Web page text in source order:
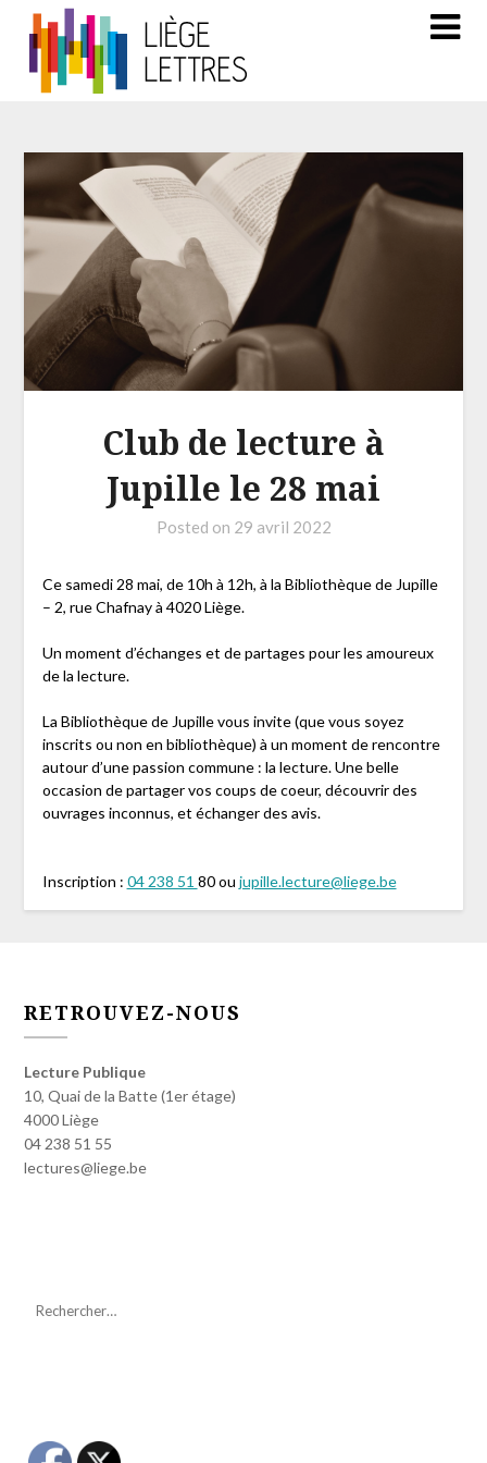
Club de lecture à
Jupille le 28 mai
Posted on 29 avril 2022
Ce samedi 28 mai, de 10h à 12h, à la Bibliothèque de Jupille
– 2, rue Chafnay à 4020 Liège.
Un moment d’échanges et de partages pour les amoureux
de la lecture.
La Bibliothèque de Jupille vous invite (que vous soyez
inscrits ou non en bibliothèque) à un moment de rencontre
autour d’une passion commune : la lecture. Une belle
occasion de partager vos coups de coeur, découvrir des
ouvrages inconnus, et échanger des avis.
Inscription : 04 238 51 80 ou jupille.lecture@liege.be
RETROUVEZ-NOUS
Lecture Publique
10, Quai de la Batte (1er étage)
4000 Liège
04 238 51 55
lectures@liege.be